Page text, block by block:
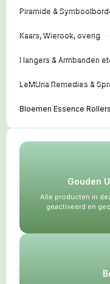
Piramide &
Kaars, Wierook, overig
Hangers & Armbanden
LeMUria Remedies &
Bloemen Essence Rollers
Gouden
Alle producten in
geactiveerd en